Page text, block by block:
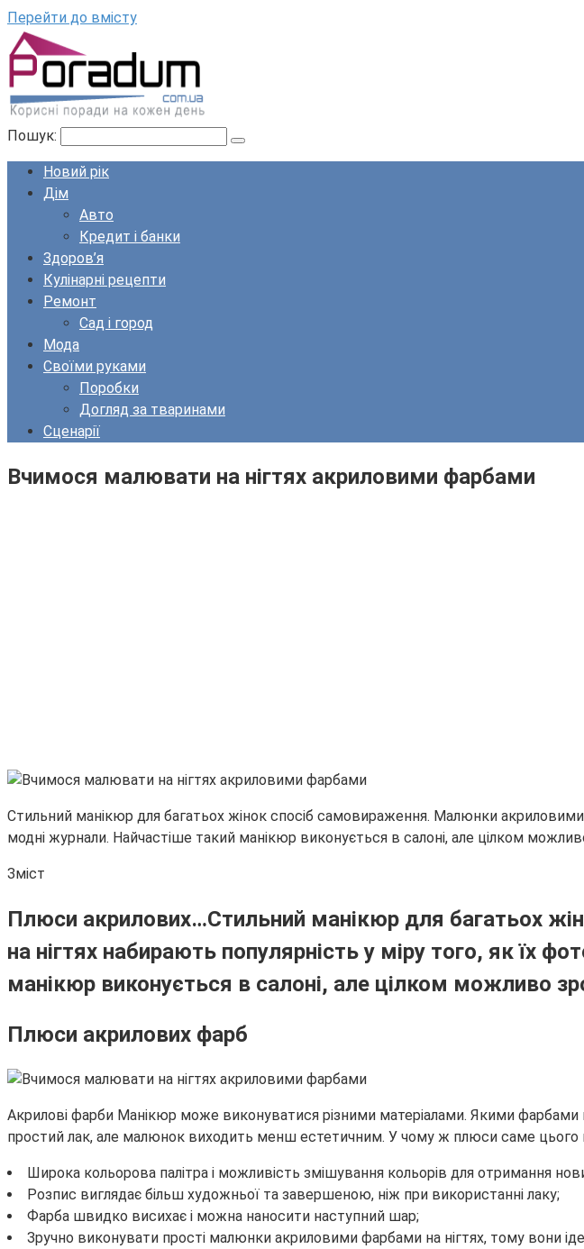
Перейти до вмісту
Пошук:
Новий рік
Дім
Авто
Кредит і банки
Здоров’я
Кулінарні рецепти
Ремонт
Сад і город
Мода
Своїми руками
Поробки
Догляд за тваринами
Сценарії
Вчимося малювати на нігтях акриловими фарбами
Стильний манікюр для багатьох жінок спосіб самовираження. Малюнки
модні журнали. Найчастіше такий манікюр виконується в салоні, але цілком
Зміст
Плюси акрилових…Стильний манікюр для багатьох
на нігтях набирають популярність у міру того, як їх
манікюр виконується в салоні, але цілком можливо
Плюси акрилових фарб
Акрилові фарби Манікюр може виконуватися різними матеріалами. Якими
простий лак, але малюнок виходить менш естетичним. У чому ж плюси саме цього
Широка кольорова палітра і можливість змішування кольорів для отримання
Розпис виглядає більш художньої та завершеною, ніж при використанні лаку;
Фарба швидко висихає і можна наносити наступний шар;
Зручно виконувати прості малюнки акриловими фарбами на нігтях, тому вони